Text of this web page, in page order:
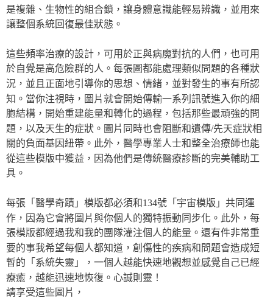
是複雜、生物性的組合鎖，讓身體意識能輕易辨識，並用來
讓整個系統回復最佳狀態。
這些頻率治療的設計，可用於正與病魔對抗的人們，也可用
於自覺是高危險群的人。每張圖都能處理類似問題的各種狀
況，並且正面地引導你的思想、情緒，並對發生的事有所認
知。當你注視時，圖片就會開始傳輸一系列訊號進入你的細
胞結構，開始重建能量和轉化的過程，包括那些最頑強的問
題，以及天生的症狀。圖片同時也會阻斷和遺傳/先天症狀相
關的負面基因紐帶。此外，醫學專業人士和整全治療師也能
從這些模版中獲益，因為他們是傳統醫療診斷的完美輔助工
具。
每張「醫學奇蹟」模版都必須和134號「宇宙模版」共同運
作，因為它會將圖片與你個人的獨特振動同步化。此外，每
張模版都經過我和我的團隊灌注個人的能量。還有件非常重
要的事我希望每個人都知道，創傷性的疾病和問題會造成短
暫的「系統失靈」，一個人越能快速地觀想並感覺自己已經
療癒，越能迅速地恢復。心誠則靈！
請享受這些圖片，